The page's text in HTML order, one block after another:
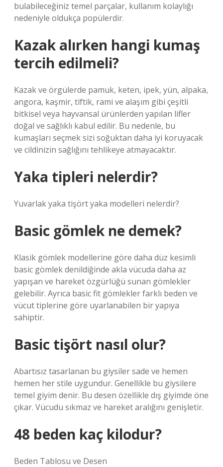
bulabileceğiniz temel parçalar, kullanım kolaylığı
nedeniyle oldukça popülerdir.
Kazak alırken hangi kumaş
tercih edilmeli?
Kazak ve örgülerde pamuk, keten, ipek, yün, alpaka,
angora, kaşmir, tiftik, rami ve alaşım gibi çeşitli
bitkisel veya hayvansal ürünlerden yapılan lifler
doğal ve sağlıklı kabul edilir. Bu nedenle, bu
kumaşları seçmek sizi soğuktan daha iyi koruyacak
ve cildinizin sağlığını tehlikeye atmayacaktır.
Yaka tipleri nelerdir?
Yuvarlak yaka tişört yaka modelleri nelerdir?
Basic gömlek ne demek?
Klasik gömlek modellerine göre daha düz kesimli
basic gömlek denildiğinde akla vücuda daha az
yapışan ve hareket özgürlüğü sunan gömlekler
gelebilir. Ayrıca basic fit gömlekler farklı beden ve
vücut tiplerine göre uyarlanabilen bir yapıya
sahiptir.
Basic tişört nasıl olur?
Abartısız tasarlanan bu giysiler sade ve hemen
hemen her stile uygundur. Genellikle bu giysilere
temel giyim denir. Bu desen özellikle dış giyimde öne
çıkar. Vücudu sıkmaz ve hareket aralığını genişletir.
48 beden kaç kilodur?
Beden Tablosu ve Desen